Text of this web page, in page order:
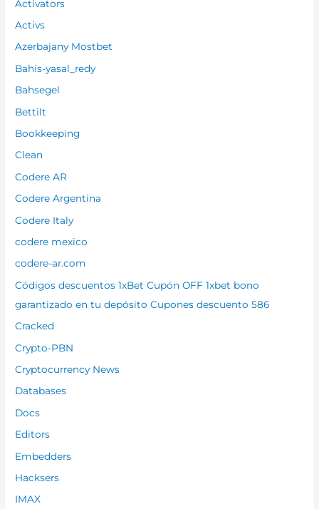
Activators
Activs
Azerbajany Mostbet
Bahis-yasal_redy
Bahsegel
Bettilt
Bookkeeping
Clean
Codere AR
Codere Argentina
Codere Italy
codere mexico
codere-ar.com
Códigos descuentos 1xBet Cupón OFF 1xbet bono
garantizado en tu depósito Cupones descuento 586
Cracked
Crypto-PBN
Cryptocurrency News
Databases
Docs
Editors
Embedders
Hacksers
IMAX